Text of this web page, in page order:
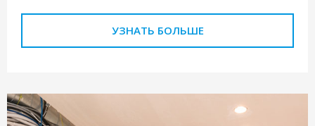
УЗНАТЬ БОЛЬШЕ